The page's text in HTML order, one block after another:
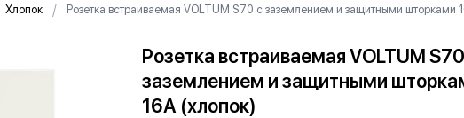
Хлопок / Розетка встраиваемая VOLTUM S70 с заземлением и защитными шторками
Розетка встраиваемая VOLTUM
заземлением и защитными
16А (хлопок)